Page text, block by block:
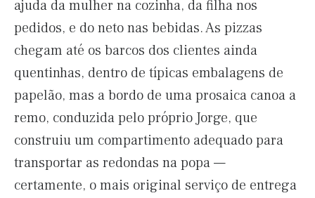
ajuda da mulher na cozinha, da filha nos
pedidos, e do neto nas bebidas. As pizzas
chegam até os barcos dos clientes ainda
quentinhas, dentro de típicas embalagens de
papelão, mas a bordo de uma prosaica canoa a
remo, conduzida pelo próprio Jorge, que
construiu um compartimento adequado para
transportar as redondas na popa —
certamente, o mais original serviço de entrega